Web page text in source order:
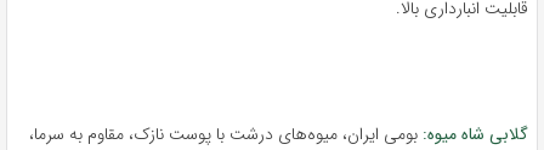
قابلیت انبارداری بالا.
گلابی شاه میوه: بومی ایران، میوه‌های درشت با پوست نازک، مقاوم به سرما،